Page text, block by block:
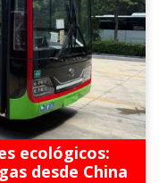
ecológicos:
desde China